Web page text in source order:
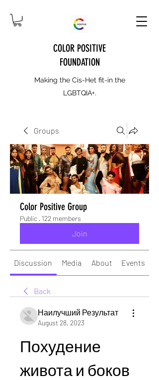
COLOR POSITIVE
FOUNDATION
Making the Cis-Het fit-in the
LGBTQIA+.
Groups
Color Positive Group
Public · 122 members
Join
Discussion Media About Events
Back
Наилучший Результат
August 28, 2023
Похудение
живота и боков